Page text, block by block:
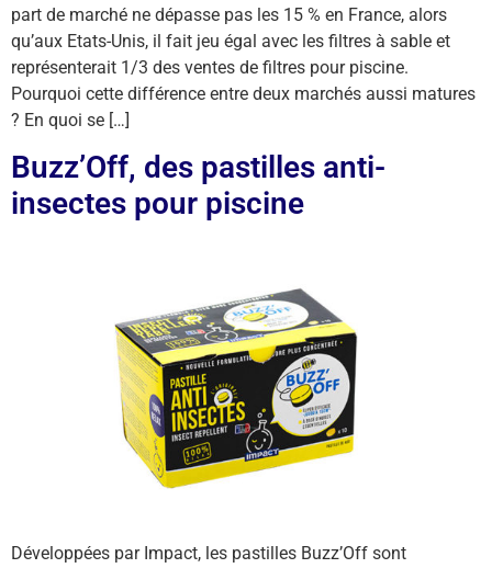
part de marché ne dépasse pas les 15 % en France, alors
qu’aux Etats-Unis, il fait jeu égal avec les filtres à sable et
représenterait 1/3 des ventes de filtres pour piscine.
Pourquoi cette différence entre deux marchés aussi matures
? En quoi se […]
Buzz’Off, des pastilles anti-
insectes pour piscine
Développées par Impact, les pastilles Buzz’Off sont